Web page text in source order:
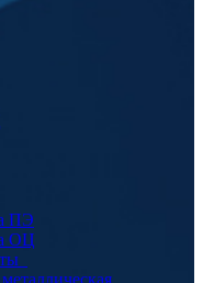
ПЭ
ОЦ